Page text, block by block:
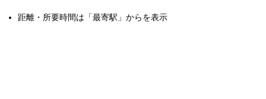
距離・所要時間は「最寄駅」からを表示